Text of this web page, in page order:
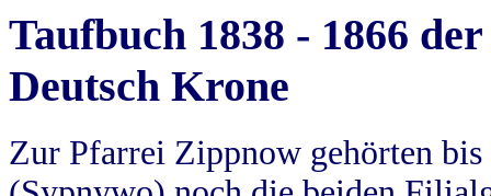
Taufbuch 1838 - 1866
Deutsch Krone
Zur Pfarrei Zippnow gehörten